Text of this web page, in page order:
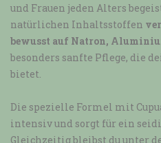
und Frauen jeden Alters
natürlichen Inhaltsstoffen
bewusst auf Natron,
besonders sanfte Pflege, die
bietet.
Die spezielle Formel mit
intensiv und sorgt für ein
Gleichzeitig bleibst du unter